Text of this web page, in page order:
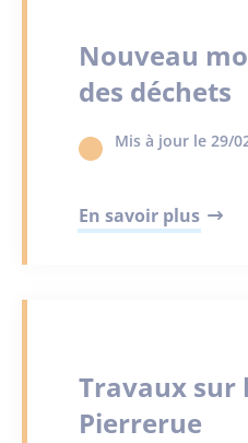
Nouveau
des déchets
Mis à jour le 29/
En savoir plus
Travaux sur
Pierrerue